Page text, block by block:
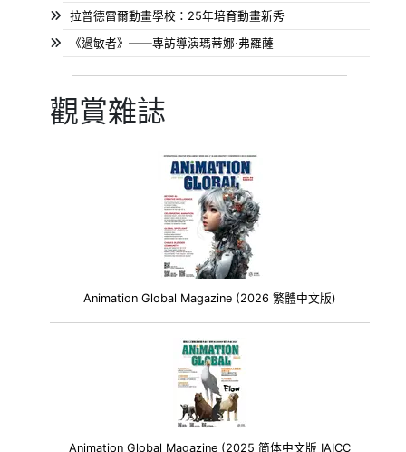
拉普德雷爾動畫學校：25年培育動畫新秀
《過敏者》——專訪導演瑪蒂娜·弗羅薩
觀賞雜誌
Animation Global Magazine (2026 繁體中文版)
Animation Global Magazine (2025 简体中文版 IAICC